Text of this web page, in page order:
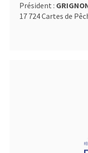
Président :
17 724 Cartes de